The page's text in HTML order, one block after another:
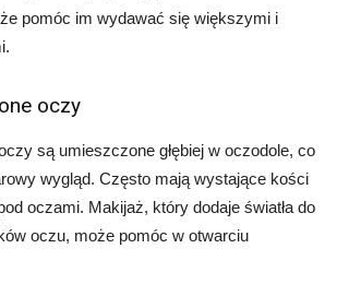
pomóc im wydawać się większymi i
oczy
są umieszczone głębiej w oczodole, co
wygląd. Często mają wystające kości
oczami. Makijaż, który dodaje światła do
oczu, może pomóc w otwarciu